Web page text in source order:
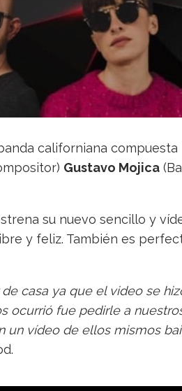
californiana compuesta
Gustavo Mojica
su nuevo sencillo y
y feliz. También es
casa ya que el video se
ocurrió fue pedirle a
un vídeo de ellos mismos